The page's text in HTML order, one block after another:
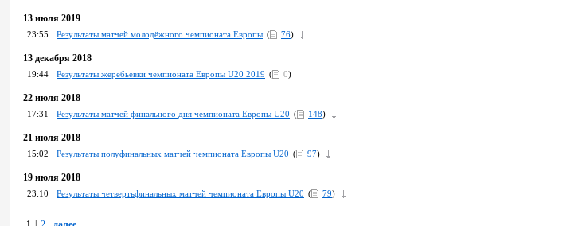
13 июля 2019
23:55 Результаты матчей молодёжного чемпионата Европы ( 76)
13 декабря 2018
19:44 Результаты жеребьёвки чемпионата Европы U20 2019 ( 0)
22 июля 2018
17:31 Результаты матчей финального дня чемпионата Европы U20 ( 148)
21 июля 2018
15:02 Результаты полуфинальных матчей чемпионата Европы U20 ( 97)
19 июля 2018
23:10 Результаты четвертьфинальных матчей чемпионата Европы U20 ( 79)